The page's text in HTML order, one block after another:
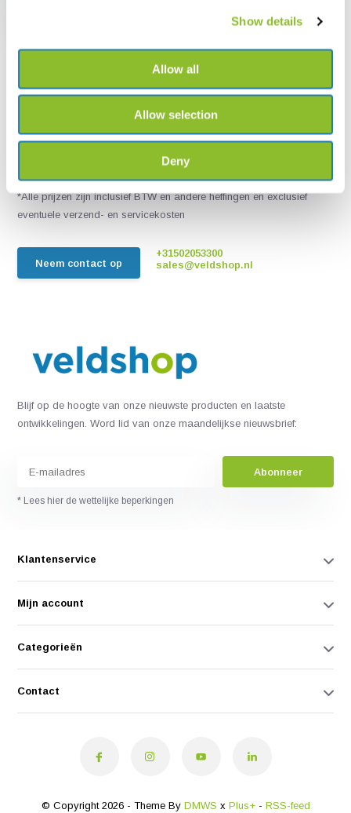
Show details
Allow all
Allow selection
Deny
Live chat
*Alle prijzen zijn inclusief BTW en andere heffingen en exclusief
eventuele verzend- en servicekosten
Neem contact op
+31502053300
sales@veldshop.nl
Blijf op de hoogte van onze nieuwste producten en laatste
ontwikkelingen. Word lid van onze maandelijkse nieuwsbrief:
Abonneer
* Lees hier de wettelijke beperkingen
Klantenservice
Mijn account
Categorieën
Contact
© Copyright 2026 - Theme By DMWS x Plus+- RSS-feed